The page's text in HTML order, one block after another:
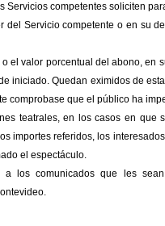
Servicios competentes soliciten
del Servicio competente o en su
el valor porcentual del abono, en
iniciado. Quedan eximidos de
comprobase que el público ha
teatrales, en los casos en
importes referidos, los
el espectáculo.
los comunicados que les